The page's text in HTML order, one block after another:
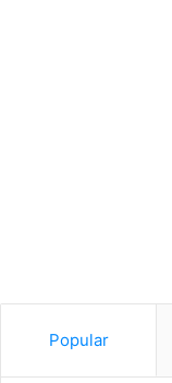
Popular